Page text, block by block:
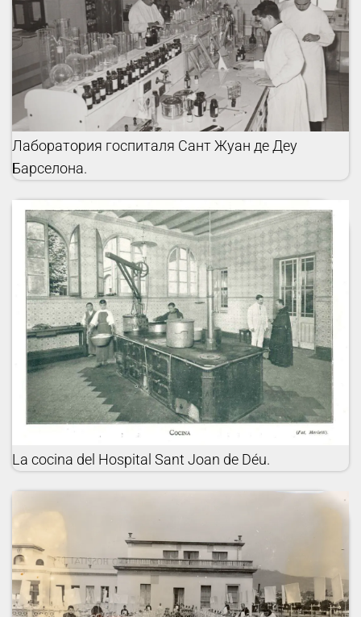
Лаборатория госпиталя Сант Жуан де Деу
Барселона.
La cocina del Hospital Sant Joan de Déu.